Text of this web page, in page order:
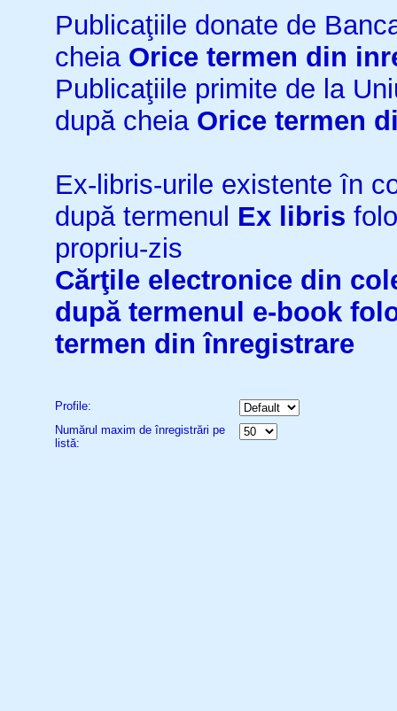
Publicaţiile donate de
cheia Orice termen din
Publicaţiile primite de la
după cheia Orice termen
Ex-libris-urile existente în
după termenul Ex libris
propriu-zis
Cărţile electronice din
după termenul e-book
termen din înregistrare
Profile:
Numărul maxim de înregistrări pe
listă: